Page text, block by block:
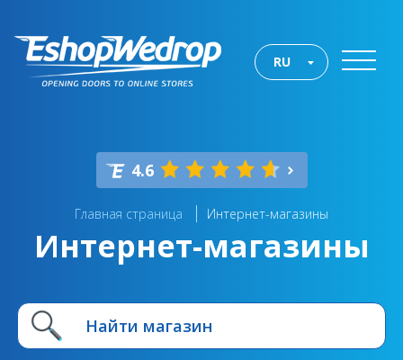
RU
4.6
Главная страница Интернет-магазины
Интернет-магазины